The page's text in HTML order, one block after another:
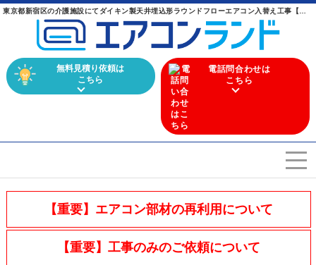
無料見積り依頼は
こちら
電話問合わせは
こちら
エアコンを選ぶ
Airconditioner search
店舗案内
【重要】エアコン部材の再利用について
【重要】工事のみのご依頼について